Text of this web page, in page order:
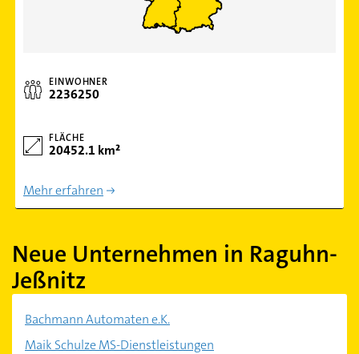
EINWOHNER
2236250
FLÄCHE
20452.1 km²
Mehr erfahren
Neue Unternehmen in Raguhn-
Jeßnitz
Bachmann Automaten e.K.
Maik Schulze MS-Dienstleistungen